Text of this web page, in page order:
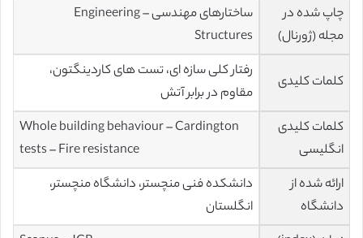
چاپ شده در
مجله (ژورنال)
ساختارهای مهندسی – Engineering
Structures
کلمات کلیدی
رفتار کلی سازه ای، تست های کاردینگتون،
مقاوم در برابر آتش
کلمات کلیدی
انگلیسی
Whole building behaviour – Cardington
tests – Fire resistance
ارائه شده از
دانشگاه
دانشکده فنی منچستر، دانشگاه منچستر،
انگلستان